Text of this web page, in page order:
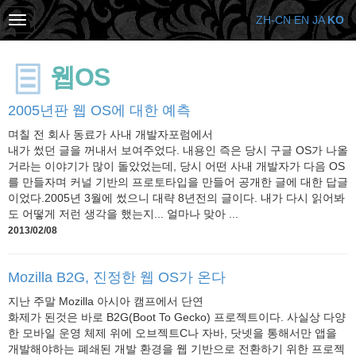
웹OS
2005년판 웹 OS에 대한 예측
며칠 전 회사 동료가 사내 개발자포럼에서
내가 썼던 글을 꺼내서 보여주었다. 내용인 즉은 당시 구글 OS가 나올
거라는 이야기가 많이 돌았었는데, 당시 어떤 사내 개발자가 다음 OS
를 만들자며 커널 기반의 프로토타입을 만들어 공개한 글에 대한 답글
이었다.2005년 3월에 썼으니 대략 8년전의 글이다. 내가 다시 읽어봐
도 어떻게 저런 생각을 했는지... 얼마나 맞아 ...
2013/02/08
Mozilla B2G, 진정한 웹 OS가 온다
지난 주말 Mozilla 아시아 캠프에서 단연
화제가 된것은 바로 B2G(Boot To Gecko) 프로젝트이다. 사실상 다양
한 모바일 운영 체제 위에 오브젝트C나 자바, 닷넷을 통해서만 앱을
개발해야하는 폐쇄된 개발 환경을 웹 기반으로 전환하기 위한 프로젝
ZH-CN EN JA KO